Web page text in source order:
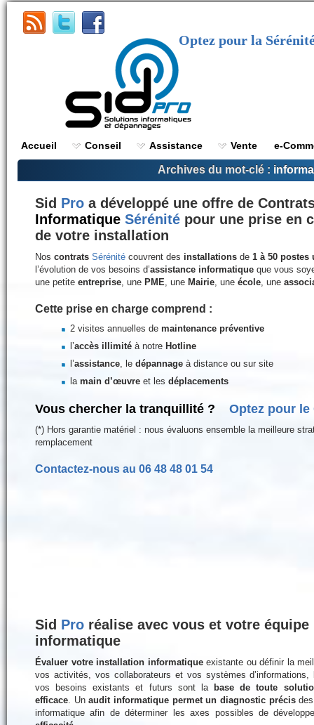
Optez pour la
Accueil Conseil Assistance Vente e-
Archives du mot-clé :
Sid Pro a développé une offre de
Informatique Sérénité pour une prise en
de votre installation
Nos contrats Sérénité couvrent des installations de 1 à 50 postes
l’évolution de vos besoins d’assistance informatique que vous
une petite entreprise, une PME, une Mairie, une école, une
Cette prise en charge comprend :
2 visites annuelles de maintenance préventive
l’accès illimité à notre Hotline
l’assistance, le dépannage à distance ou sur site
la main d’œuvre et les déplacements
Vous chercher la tranquillité ? Optez pour le
(*) Hors garantie matériel : nous évaluons ensemble la meilleure
remplacement
Contactez-nous au 06 48 48 01 54
Sid Pro réalise avec vous et votre équipe
informatique
Évaluer votre installation informatiqueexistante ou définir la
vos activités, vos collaborateurs et vos systèmes d’informations,
vos besoins existants et futurs sont la base de toute
efficace. Unaudit informatique permet un diagnostic précisdes
informatique afin de déterminer les axes possibles de